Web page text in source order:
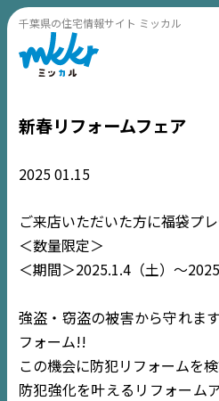
千葉県の住宅情報サイト ミッカル
新春リフォームフェア
202501.15
ご来店いただいた方に福袋プレ
＜数量限定＞
＜期間＞2025.1.4（土）～
強盗・窃盗の被害から守れま
フォーム!!
この機会に防犯リフォームを
防犯強化を叶えるリフォーム